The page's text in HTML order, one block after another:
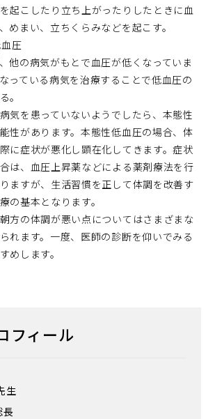
起こしたり立ち上がったりしたときに血
めまい、立ちくらみなどを起こす。
圧
他の病気がもとで血圧が低くなっていま
っている病気を治療することで低血圧の
。
気を患っていないようでしたら、本態性
性があります。本態性低血圧の場合、体
に症状が悪化し顕在化してきます。症状
は、血圧上昇薬などによる薬剤療法を行
ますが、生活習慣を正して体調を改善す
の基本となります。
方の体調が悪い点についてはさまざまな
れます。一度、医師の診断を仰いでみる
めします。
フィール
生
長